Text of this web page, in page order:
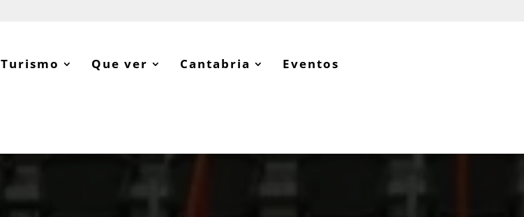
Turismo Que ver Cantabria Eventos